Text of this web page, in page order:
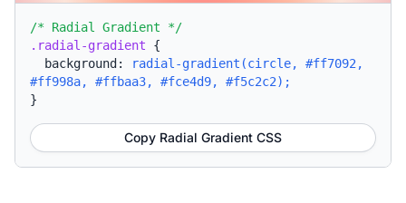
/* Radial Gradient */
.radial-gradient {
background:
radial-gradient(circle, #ff7092,
#ff998a, #ffbaa3, #fce4d9, #f5c2c2);
}
Copy Radial Gradient CSS